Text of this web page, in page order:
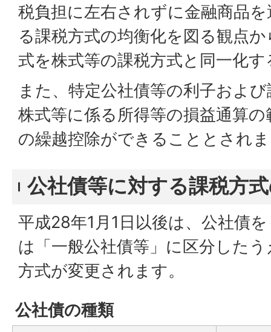
税負担に左右されずに金融商品
る課税方式の均衡化を図る観点
式を株式等の課税方式と同一化
また、特定公社債等の利子およ
株式等に係る所得等の損益通算
の繰越控除ができることとされ
公社債等に対する課税方
平成28年1月1日以後は、公社債
は「一般公社債等」に区分した
方式が変更されます。
公社債の種類